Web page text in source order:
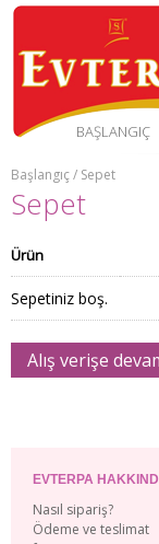
BAŞLANGIÇ
Başlangıç / Sepet
Sepet
Ürün
Sepetiniz boş.
Alış verişe
EVTERPA
Nasıl sipariş?
Ödeme ve teslimat